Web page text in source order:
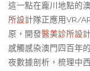
這一點在龐川地點的
所設計隊正應用VR/
原，開發醫美診所設計
感觸感染澳門四百年
夜數據剖析，梳理中